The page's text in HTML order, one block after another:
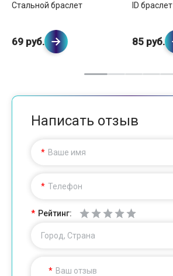
Стальной браслет
69 руб.
ID браслет
85 руб.
Написать отзыв
Ваше имя
Телефон
Рейтинг:
Город, Страна
Ваш отзыв